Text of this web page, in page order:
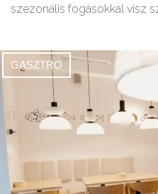
szezonális fogásokkal visz
GASZTRO